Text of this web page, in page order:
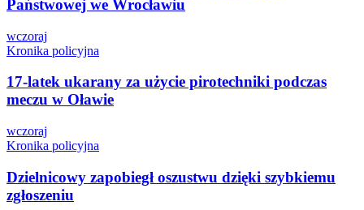
Państwowej we Wrocławiu
wczoraj
Kronika policyjna
17-latek ukarany za użycie pirotechniki podczas
meczu w Oławie
wczoraj
Kronika policyjna
Dzielnicowy zapobiegł oszustwu dzięki szybkiemu
zgłoszeniu